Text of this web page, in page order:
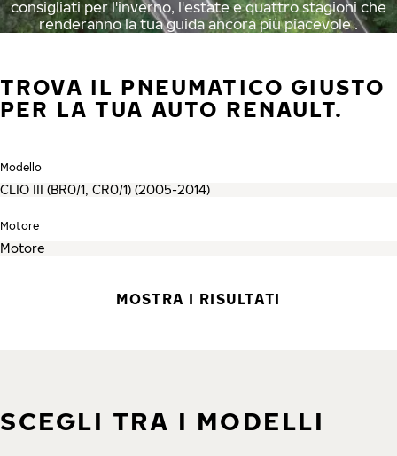
consigliati per l'inverno, l'estate e quattro stagioni che
renderanno la tua guida ancora più piacevole .
TROVA IL PNEUMATICO GIUSTO
PER LA TUA AUTO RENAULT.
Modello
Motore
MOSTRA I RISULTATI
SCEGLI TRA I MODELLI